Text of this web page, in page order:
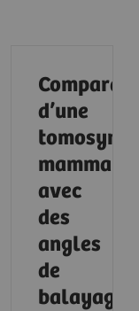
d’une
mammaire
avec
des
angles
de
balayage